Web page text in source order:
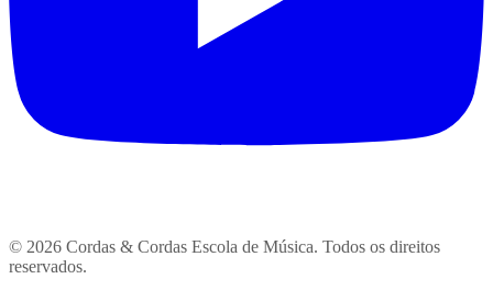
© 2026 Cordas & Cordas Escola de Música. Todos os direitos
reservados.